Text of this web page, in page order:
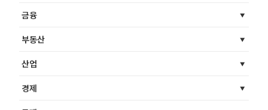
금융
부동산
산업
경제